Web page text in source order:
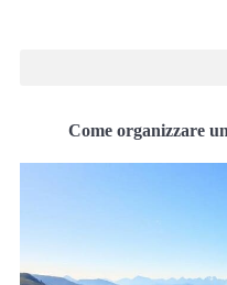
Come organizzare